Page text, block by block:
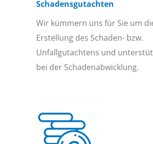
Schadensgutachten
Wir kümmern uns für Sie um
Erstellung des Schaden- bzw.
Unfallgutachtens und
bei der Schadenabwicklung.